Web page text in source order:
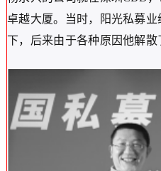
卓越大厦。当时，阳光私募
下，后来由于各种原因他解散